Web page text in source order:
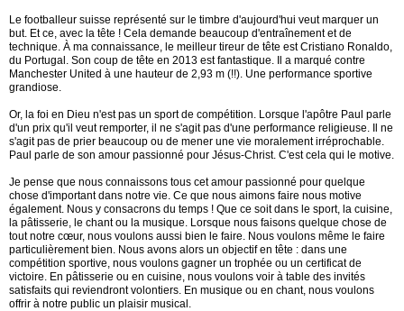
Le footballeur suisse représenté sur le timbre d'aujourd'hui veut marquer un
but. Et ce, avec la tête ! Cela demande beaucoup d'entraînement et de
technique. À ma connaissance, le meilleur tireur de tête est Cristiano Ronaldo,
du Portugal. Son coup de tête en 2013 est fantastique. Il a marqué contre
Manchester United à une hauteur de 2,93 m (!!). Une performance sportive
grandiose.
Or, la foi en Dieu n'est pas un sport de compétition. Lorsque l'apôtre Paul parle
d'un prix qu'il veut remporter, il ne s'agit pas d'une performance religieuse. Il ne
s'agit pas de prier beaucoup ou de mener une vie moralement irréprochable.
Paul parle de son amour passionné pour Jésus-Christ. C'est cela qui le motive.
Je pense que nous connaissons tous cet amour passionné pour quelque
chose d'important dans notre vie. Ce que nous aimons faire nous motive
également. Nous y consacrons du temps ! Que ce soit dans le sport, la cuisine,
la pâtisserie, le chant ou la musique. Lorsque nous faisons quelque chose de
tout notre cœur, nous voulons aussi bien le faire. Nous voulons même le faire
particulièrement bien. Nous avons alors un objectif en tête : dans une
compétition sportive, nous voulons gagner un trophée ou un certificat de
victoire. En pâtisserie ou en cuisine, nous voulons voir à table des invités
satisfaits qui reviendront volontiers. En musique ou en chant, nous voulons
offrir à notre public un plaisir musical.